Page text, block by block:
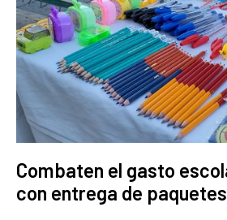
Combaten el gasto
con entrega de